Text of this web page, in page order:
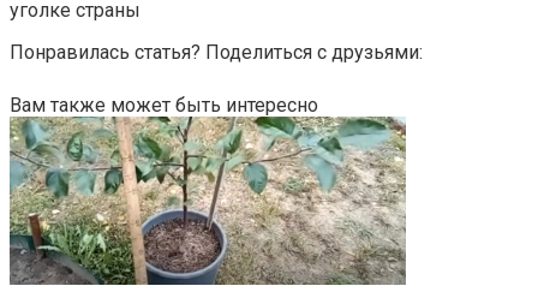
уголке страны
Понравилась статья? Поделиться с друзьями:
Вам также может быть интересно